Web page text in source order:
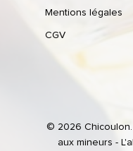
Mentions légales
CGV
© 2026
aux mineurs -